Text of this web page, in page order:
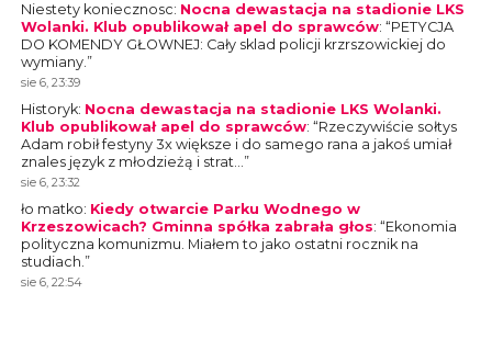
Niestety koniecznosc: Nocna dewastacja na stadionie LKS
Wolanki. Klub opublikował apel do sprawców: “PETYCJA
DO KOMENDY GŁOWNEJ: Cały sklad policji krzrszowickiej do
wymiany.”
sie 6, 23:39
Historyk: Nocna dewastacja na stadionie LKS Wolanki.
Klub opublikował apel do sprawców: “Rzeczywiście sołtys
Adam robił festyny 3x większe i do samego rana a jakoś umiał
znales język z młodzieżą i strat…”
sie 6, 23:32
ło matko: Kiedy otwarcie Parku Wodnego w
Krzeszowicach? Gminna spółka zabrała głos: “Ekonomia
polityczna komunizmu. Miałem to jako ostatni rocznik na
studiach.”
sie 6, 22:54